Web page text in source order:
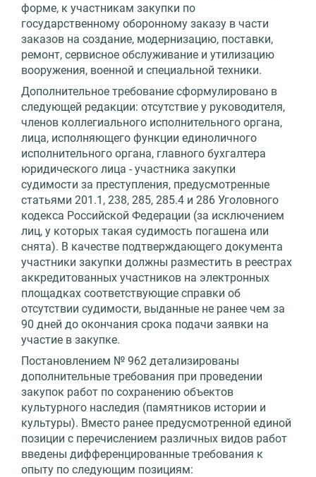
форме, к участникам закупки по
государственному оборонному заказу в части
заказов на создание, модернизацию, поставки,
ремонт, сервисное обслуживание и утилизацию
вооружения, военной и специальной техники.
Дополнительное требование сформулировано в
следующей редакции: отсутствие у руководителя,
членов коллегиального исполнительного органа,
лица, исполняющего функции единоличного
исполнительного органа, главного бухгалтера
юридического лица - участника закупки
судимости за преступления, предусмотренные
статьями 201.1, 238, 285, 285.4 и 286 Уголовного
кодекса Российской Федерации (за исключением
лиц, у которых такая судимость погашена или
снята). В качестве подтверждающего документа
участники закупки должны разместить в реестрах
аккредитованных участников на электронных
площадках соответствующие справки об
отсутствии судимости, выданные не ранее чем за
90 дней до окончания срока подачи заявки на
участие в закупке.
Постановлением № 962 детализированы
дополнительные требования при проведении
закупок работ по сохранению объектов
культурного наследия (памятников истории и
культуры). Вместо ранее предусмотренной единой
позиции с перечислением различных видов работ
введены дифференцированные требования к
опыту по следующим позициям: